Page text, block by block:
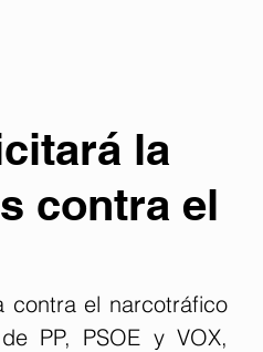
la
contra el
contra el narcotráfico
PP, PSOE y VOX,